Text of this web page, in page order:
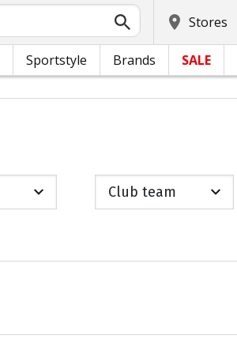
Stores
Sportstyle Brands SALE
Club team